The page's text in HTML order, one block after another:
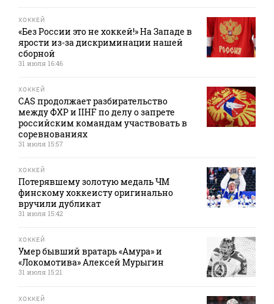
ХОККЕЙ
«Без России это не хоккей!» На Западе в
ярости из-за дискриминации нашей
сборной
31 июля 16:46
ХОККЕЙ
CAS продолжает разбирательство
между ФХР и IIHF по делу о запрете
российским командам участвовать в
соревнованиях
31 июля 15:57
ХОККЕЙ
Потерявшему золотую медаль ЧМ
финскому хоккеисту оригинально
вручили дубликат
31 июля 15:42
ХОККЕЙ
Умер бывший вратарь «Амура» и
«Локомотива» Алексей Мурыгин
31 июля 15:21
ХОККЕЙ